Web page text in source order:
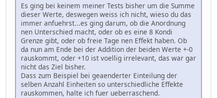
Es ging bei keinem meiner Tests bisher um die Summe
dieser Werte, deswegen weiss ich nicht, wieso du das
immer anfuehrst...es ging darum, ob die Anordnung
nen Unterschied macht, oder ob es eine 8 Kondi
Grenze gibt, oder ob freie Tage nen Effekt haben. Ob
da nun am Ende bei der Addition der beiden Werte +-0
rauskommt, oder +10 ist voellig irrelevant, das war gar
nicht das Ziel bisher.
Dass zum Beispiel bei geaenderter Einteilung der
selben Anzahl Einheiten so unterschiedliche Effekte
rauskommen, halte ich fuer ueberraschend.